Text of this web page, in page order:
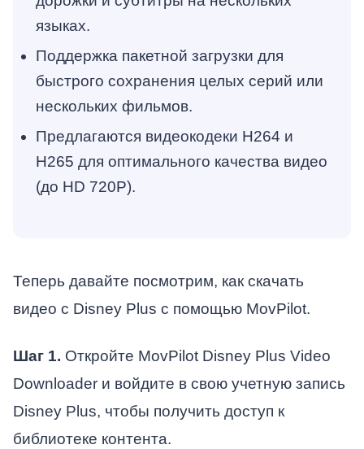
языках.
Поддержка пакетной загрузки для
быстрого сохранения целых серий или
нескольких фильмов.
Предлагаются видеокодеки H264 и
H265 для оптимального качества видео
(до HD 720P).
Теперь давайте посмотрим, как скачать
видео с Disney Plus с помощью MovPilot.
Шаг 1. Откройте MovPilot Disney Plus Video
Downloader и войдите в свою учетную запись
Disney Plus, чтобы получить доступ к
библиотеке контента.